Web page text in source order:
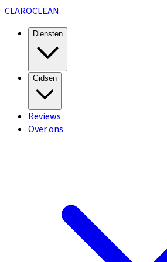
CLAROCLEAN
Diensten
Gidsen
Reviews
Over ons